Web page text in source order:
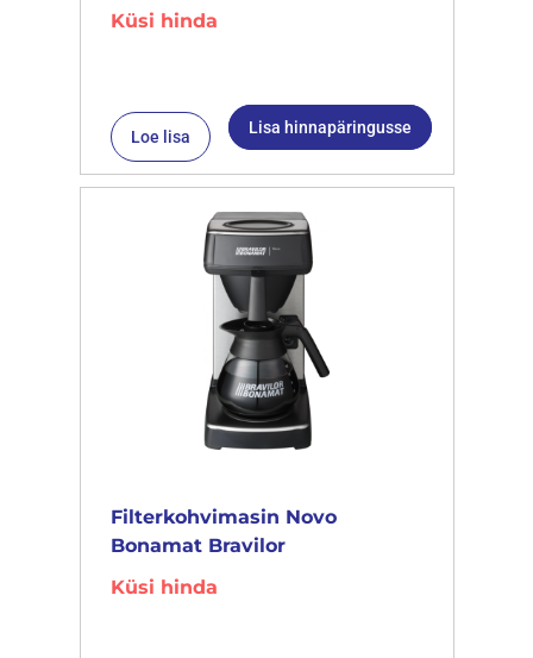
Küsi hinda
Loe lisa Lisa hinnapäringusse
Filterkohvimasin Novo
Bonamat Bravilor
Küsi hinda